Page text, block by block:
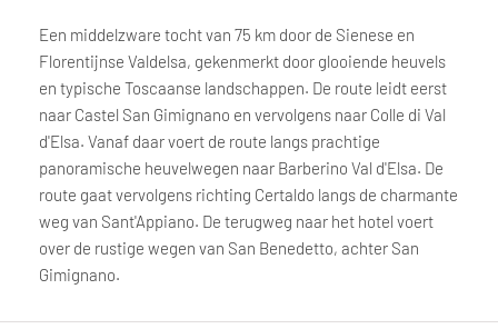
Een middelzware tocht van 75 km door de Sienese en
Florentijnse Valdelsa, gekenmerkt door glooiende heuvels
en typische Toscaanse landschappen. De route leidt eerst
naar Castel San Gimignano en vervolgens naar Colle di Val
d'Elsa. Vanaf daar voert de route langs prachtige
panoramische heuvelwegen naar Barberino Val d'Elsa. De
route gaat vervolgens richting Certaldo langs de charmante
weg van Sant'Appiano. De terugweg naar het hotel voert
over de rustige wegen van San Benedetto, achter San
Gimignano.